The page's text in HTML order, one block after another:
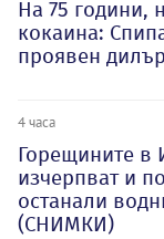
На 75 години,
кокаина:
проявен
4 часа
Горещините в
изчерпват и
останали
(СНИМКИ)